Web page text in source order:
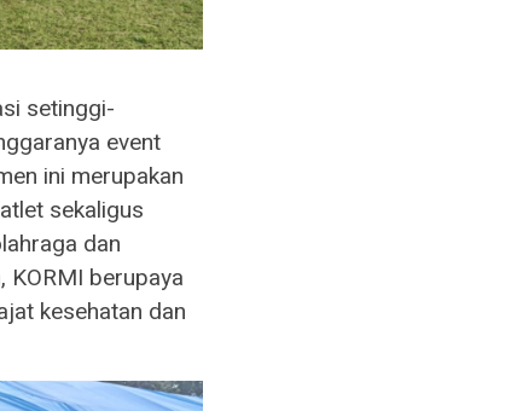
setinggi-
event
ini merupakan
sekaligus
dan
KORMI berupaya
kesehatan dan